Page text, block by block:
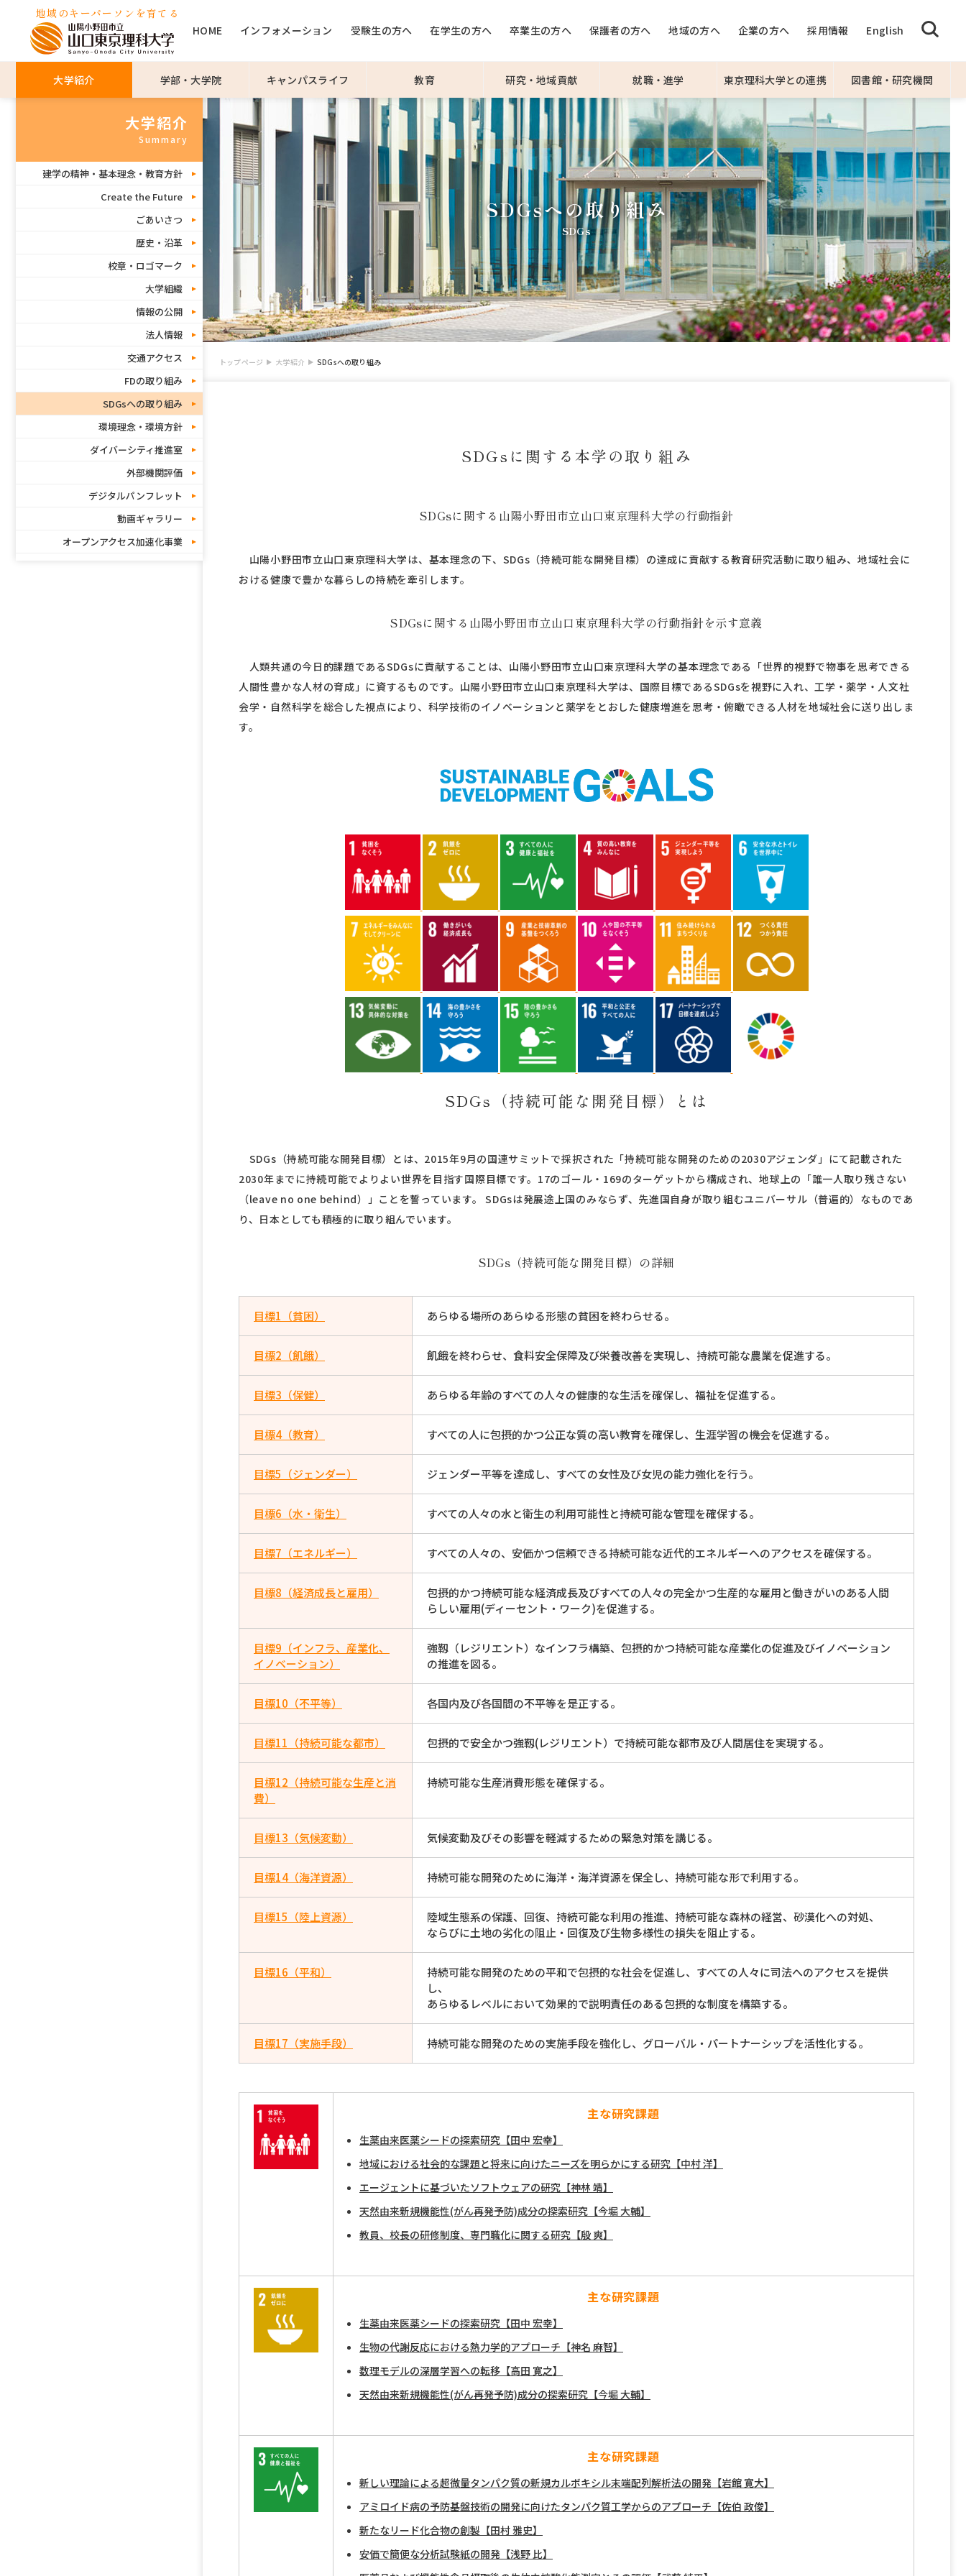
地域のキーパーソンを育てる
HOME
インフォメーション 受験生の方へ 在学生の方へ 卒業生の方へ 保護者の方へ 地域の方へ 企業の方へ 採用情報 English
大学紹介 学部・大学院 キャンパスライフ 教育 研究・地域貢献 就職・進学 東京理科大学との連携 図書館・研究機関
SDGsへの取り組み
SDGs
トップページ 大学紹介 SDGsへの取り組み
大学紹介
Summary
建学の精神・基本理念・教育方針
Create the Future
ごあいさつ
歴史・沿革
校章・ロゴマーク
大学組織
情報の公開
法人情報
交通アクセス
FDの取り組み
SDGsへの取り組み
環境理念・環境方針
ダイバーシティ推進室
外部機関評価
デジタルパンフレット
動画ギャラリー
オープンアクセス加速化事業
SDGsに関する本学の取り組み
SDGsに関する山陽小野田市立山口東京理科大学の行動指針
山陽小野田市立山口東京理科大学は、基本理念の下、SDGs（持続可能な開発目標）の達成に貢献する教育研究活動に取り組み、地域社会に
おける健康で豊かな暮らしの持続を牽引します。
SDGsに関する山陽小野田市立山口東京理科大学の行動指針を示す意義
人類共通の今日的課題であるSDGsに貢献することは、山陽小野田市立山口東京理科大学の基本理念である「世界的視野で物事を思考できる
人間性豊かな人材の育成」に資するものです。山陽小野田市立山口東京理科大学は、国際目標であるSDGsを視野に入れ、工学・薬学・人文社
会学・自然科学を総合した視点により、科学技術のイノベーションと薬学をとおした健康増進を思考・俯瞰できる人材を地域社会に送り出しま
す。
SDGs（持続可能な開発目標）とは
SDGs（持続可能な開発目標）とは、2015年9月の国連サミットで採択された「持続可能な開発のための2030アジェンダ」にて記載された
2030年までに持続可能でよりよい世界を目指す国際目標です。17のゴール・169のターゲットから構成され、地球上の「誰一人取り残さない
（leave no one behind）」ことを誓っています。 SDGsは発展途上国のみならず、先進国自身が取り組むユニバーサル（普遍的）なものであ
り、日本としても積極的に取り組んでいます。
SDGs（持続可能な開発目標）の詳細
目標1（貧困） あらゆる場所のあらゆる形態の貧困を終わらせる。
目標2（飢餓） 飢餓を終わらせ、食料安全保障及び栄養改善を実現し、持続可能な農業を促進する。
目標3（保健） あらゆる年齢のすべての人々の健康的な生活を確保し、福祉を促進する。
目標4（教育） すべての人に包摂的かつ公正な質の高い教育を確保し、生涯学習の機会を促進する。
目標5（ジェンダー） ジェンダー平等を達成し、すべての女性及び女児の能力強化を行う。
目標6（水・衛生） すべての人々の水と衛生の利用可能性と持続可能な管理を確保する。
目標7（エネルギー） すべての人々の、安価かつ信頼できる持続可能な近代的エネルギーへのアクセスを確保する。
目標8（経済成長と雇用）
包摂的かつ持続可能な経済成長及びすべての人々の完全かつ生産的な雇用と働きがいのある人間
らしい雇用(ディーセント・ワーク)を促進する。
目標9（インフラ、産業化、
イノベーション）
強靱（レジリエント）なインフラ構築、包摂的かつ持続可能な産業化の促進及びイノベーション
の推進を図る。
目標10（不平等） 各国内及び各国間の不平等を是正する。
目標11（持続可能な都市） 包摂的で安全かつ強靱(レジリエント）で持続可能な都市及び人間居住を実現する。
目標12（持続可能な生産と消
費）
持続可能な生産消費形態を確保する。
目標13（気候変動） 気候変動及びその影響を軽減するための緊急対策を講じる。
目標14（海洋資源） 持続可能な開発のために海洋・海洋資源を保全し、持続可能な形で利用する。
目標15（陸上資源）
陸域生態系の保護、回復、持続可能な利用の推進、持続可能な森林の経営、砂漠化への対処、
ならびに土地の劣化の阻止・回復及び生物多様性の損失を阻止する。
目標16（平和）
持続可能な開発のための平和で包摂的な社会を促進し、すべての人々に司法へのアクセスを提供
し、
あらゆるレベルにおいて効果的で説明責任のある包摂的な制度を構築する。
目標17（実施手段） 持続可能な開発のための実施手段を強化し、グローバル・パートナーシップを活性化する。
主な研究課題
生薬由来医薬シードの探索研究【田中 宏幸】
地域における社会的な課題と将来に向けたニーズを明らかにする研究【中村 洋】
エージェントに基づいたソフトウェアの研究【神林 靖】
天然由来新規機能性(がん再発予防)成分の探索研究【今堀 大輔】
教員、校長の研修制度、専門職化に関する研究【殷 爽】
主な研究課題
生薬由来医薬シードの探索研究【田中 宏幸】
生物の代謝反応における熱力学的アプローチ【神名 麻智】
数理モデルの深層学習への転移【高田 寛之】
天然由来新規機能性(がん再発予防)成分の探索研究【今堀 大輔】
主な研究課題
新しい理論による超微量タンパク質の新規カルボキシル末端配列解析法の開発【岩館 寛大】
アミロイド病の予防基盤技術の開発に向けたタンパク質工学からのアプローチ【佐伯 政俊】
新たなリード化合物の創製【田村 雅史】
安価で簡便な分析試験紙の開発【浅野 比】